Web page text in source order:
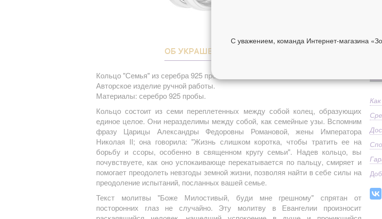
ОБ УКРАШЕНИИ
Кольцо "Семья" из серебра 925 пробы.
Авторское изделие ручной работы.
Материалы: серебро 925 пробы.
Кольцо состоит из семи переплетенных между собой колец, образующих
единое целое. Они неразделимы между собой, как семейные узы. Вспомним
фразу Царицы Александры Федоровны Романовой, жены Императора
Николая II; она говорила: "Жизнь слишком коротка, чтобы тратить ее на
борьбу и ссоры, особенно в священном кругу семьи". Надев кольцо, вы
почувствуете, как оно успокаивающе перекатывается по пальцу, смиряет и
помогает преодолеть невзгоды земной жизни, позволяя найти в себе силы на
преодоление испытаний, посланных вашей семье.
Текст молитвы "Боже Милостивый, буди мне грешному" спрятан от
посторонних глаз не случайно. Эту молитву в Евангелии произносит
С уважением, команда Интернет-магазина